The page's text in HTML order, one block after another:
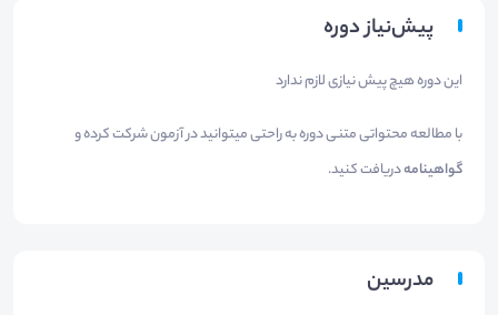
پیش‌نیاز دوره
این دوره هیچ پیش نیازی لازم ندارد
با مطالعه محتواتی متنی دوره به راحتی میتوانید در آزمون شرکت کرده و
گواهینامهدریافت کنید.
مدرسین